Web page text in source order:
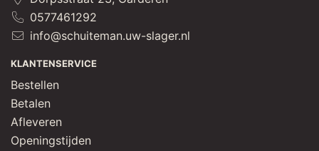
kruiden (SELDERIJ)]
0577461292
info@schuiteman.uw-slager.nl
KLANTENSERVICE
Bestellen
Betalen
Afleveren
Openingstijden